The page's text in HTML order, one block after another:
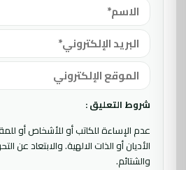
شروط التعليق :
عدم الإساءة للكاتب أو للأشخاص أو
الأديان أو الذات الالهية. والابتعاد عن
والشتائم.